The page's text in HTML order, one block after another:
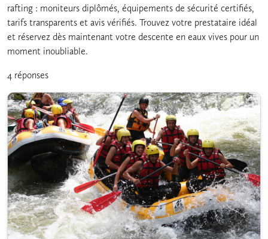
rafting : moniteurs diplômés, équipements de sécurité certifiés,
tarifs transparents et avis vérifiés. Trouvez votre prestataire idéal
et réservez dès maintenant votre descente en eaux vives pour un
moment inoubliable.
4 réponses